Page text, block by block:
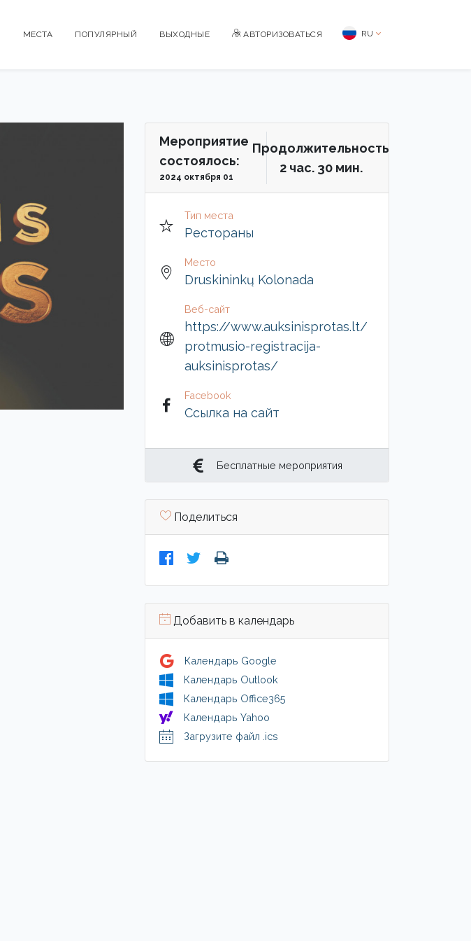
МЕСТА ПОПУЛЯРНЫЙ BЫХОДНЫЕ АВТОРИЗОВАТЬСЯ RU
Мероприятие
состоялось:
2024 октября 01
Продолжительность
2 чac. 30 мин.
Тип места
Рестораны
Место
Druskininkų Kolonada
Веб-сайт
https://www.auksinisprotas.lt/
protmusio-registracija-
auksinisprotas/
Facebook
Ссылка на сайт
Бесплатные мероприятия
Поделиться
Добавить в календарь
Календарь Google
Календарь Outlook
Календарь Office365
Календарь Yahoo
Загрузите файл .ics